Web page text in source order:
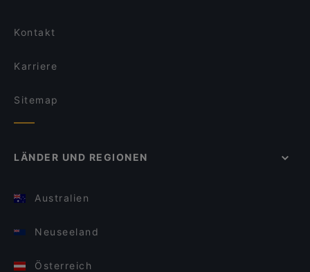
Kontakt
Karriere
Sitemap
LÄNDER UND REGIONEN
Australien
Neuseeland
Österreich